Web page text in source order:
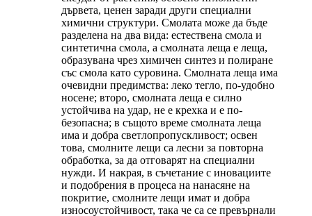
дървета, ценен заради други специални
химични структури. Смолата може да бъде
разделена на два вида: естествена смола и
синтетична смола, а смолната леща е леща,
образувана чрез химичен синтез и полиране
със смола като суровина. Смолната леща има
очевидни предимства: леко тегло, по-удобно
носене; второ, смолната леща е силно
устойчива на удар, не е крехка и е по-
безопасна; в същото време смолната леща
има и добра светлопропускливост; освен
това, смолните лещи са лесни за повторна
обработка, за да отговарят на специални
нужди. И накрая, в съчетание с иновациите
и подобрения в процеса на нанасяне на
покритие, смолните лещи имат и добра
износоустойчивост, така че са се превърнали